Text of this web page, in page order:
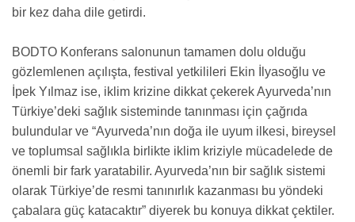
bir kez daha dile getirdi.
BODTO Konferans salonunun tamamen dolu olduğu
gözlemlenen açılışta, festival yetkilileri Ekin İlyasoğlu ve
İpek Yılmaz ise, iklim krizine dikkat çekerek Ayurveda’nın
Türkiye’deki sağlık sisteminde tanınması için çağrıda
bulundular ve “Ayurveda’nın doğa ile uyum ilkesi, bireysel
ve toplumsal sağlıkla birlikte iklim kriziyle mücadelede de
önemli bir fark yaratabilir. Ayurveda’nın bir sağlık sistemi
olarak Türkiye’de resmi tanınırlık kazanması bu yöndeki
çabalara güç katacaktır” diyerek bu konuya dikkat çektiler.